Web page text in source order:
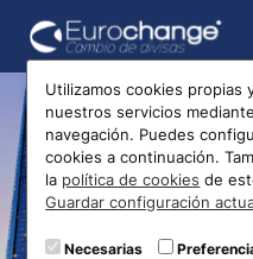
Oficinas
Utilizamos cookies propias
nuestros servicios
navegación. Puedes
cookies a continuación.
la política de cookies de
Guardar configuración
Necesarias